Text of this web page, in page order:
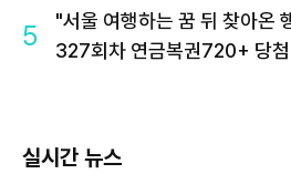
5
"서울 여행하는 꿈 뒤 찾아온
327회차 연금복권720+ 당첨
실시간 뉴스